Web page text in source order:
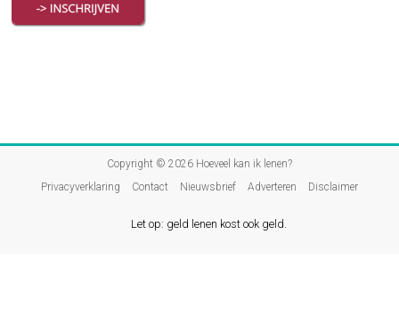
Copyright © 2026 Hoeveel kan ik lenen?
Privacyverklaring
Contact Nieuwsbrief Adverteren Disclaimer
Let op: geld lenen kost ook geld.